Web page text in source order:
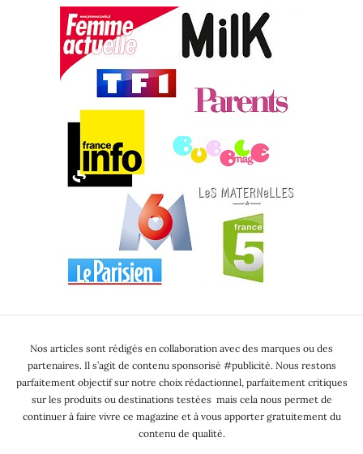
Nos articles sont rédigés en collaboration avec des marques ou des
partenaires. Il s’agit de contenu sponsorisé #publicité. Nous restons
parfaitement objectif sur notre choix rédactionnel, parfaitement critiques
sur les produits ou destinations testées mais cela nous permet de
continuer à faire vivre ce magazine et à vous apporter gratuitement du
contenu de qualité.